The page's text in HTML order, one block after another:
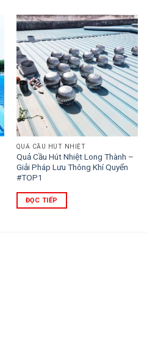
QUẢ CẦU HÚT NHIỆT
Quả Cầu Hút Nhiệt Long Thành –
Giải Pháp Lưu Thông Khí Quyển
#TOP1
ĐỌC TIẾP